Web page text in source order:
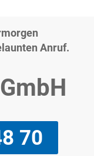
Anruf.
70